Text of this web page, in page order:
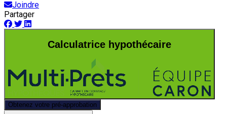
Joindre
Partager
Calculatrice hypothécaire
Obtenez votre pré-approbation